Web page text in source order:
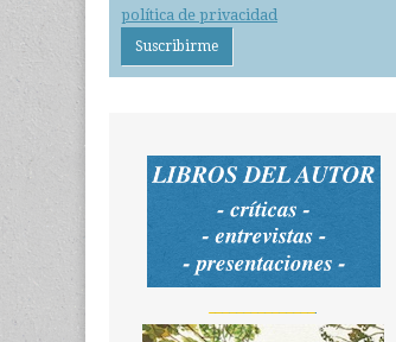
política de privacidad